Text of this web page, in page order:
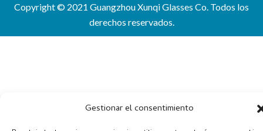
Gestionar el consentimiento
Copyright © 2021 Guangzhou Xunqi Glasses Co. Todos los
derechos reservados.